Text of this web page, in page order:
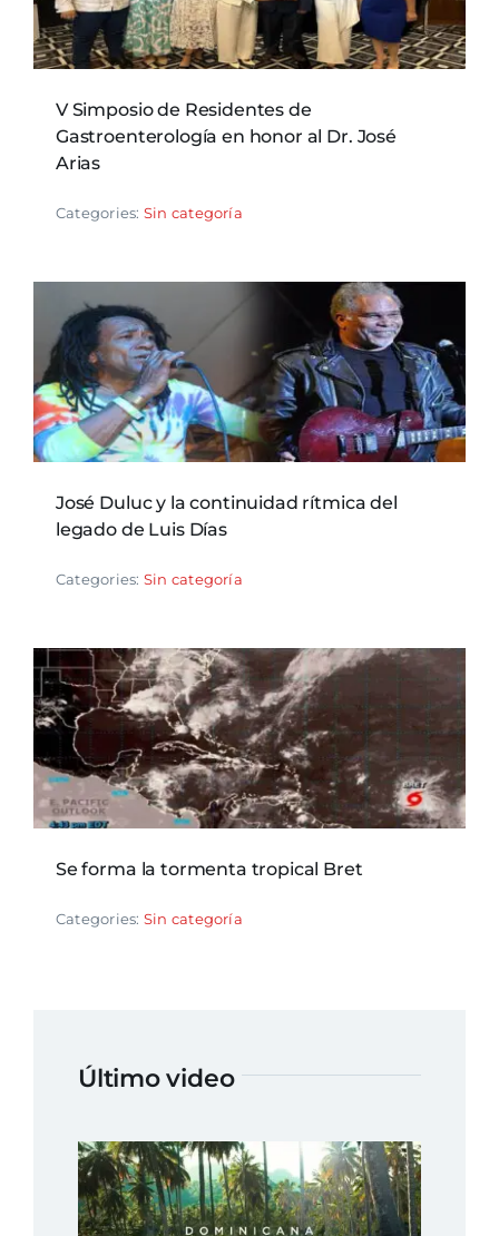
V Simposio de Residentes de
Gastroenterología en honor al Dr. José
Arias
Categories: Sin categoría
José Duluc y la continuidad rítmica del
legado de Luis Días
Categories: Sin categoría
Se forma la tormenta tropical Bret
Categories: Sin categoría
Último video